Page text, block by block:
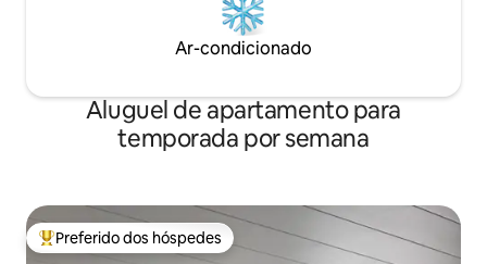
Ar-condicionado
Aluguel de apartamento para
temporada por semana
Entre os melhores preferidos dos hóspedes
Preferido dos hóspedes